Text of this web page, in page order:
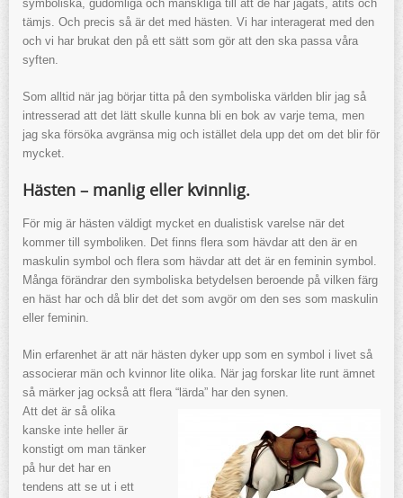
symboliska, gudomliga och mänskliga till att de har jagats, ätits och
tämjs. Och precis så är det med hästen. Vi har interagerat med den
och vi har brukat den på ett sätt som gör att den ska passa våra
syften.
Som alltid när jag börjar titta på den symboliska världen blir jag så
intresserad att det lätt skulle kunna bli en bok av varje tema, men
jag ska försöka avgränsa mig och istället dela upp det om det blir för
mycket.
Hästen – manlig eller kvinnlig.
För mig är hästen väldigt mycket en dualistisk varelse när det
kommer till symboliken. Det finns flera som hävdar att den är en
maskulin symbol och flera som hävdar att det är en feminin symbol.
Många förändrar den symboliska betydelsen beroende på vilken färg
en häst har och då blir det det som avgör om den ses som maskulin
eller feminin.
Min erfarenhet är att när hästen dyker upp som en symbol i livet så
associerar män och kvinnor lite olika. När jag forskar lite runt ämnet
så märker jag också att flera “lärda” har den synen.
Att det är så olika
kanske inte heller är
konstigt om man tänker
på hur det har en
tendens att se ut i ett